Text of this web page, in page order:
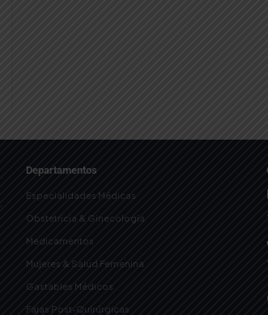
Departamentos
Especialidades Médicas
Obstetricia & Ginecología
Medicamentos
Mujeres & Salud Femenina
Gastables Médicos
Fajas Post-Quirúrgicas